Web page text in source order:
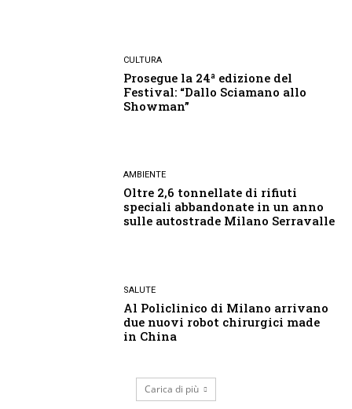
CULTURA
Prosegue la 24ª edizione del
Festival: “Dallo Sciamano allo
Showman”
AMBIENTE
Oltre 2,6 tonnellate di rifiuti
speciali abbandonate in un anno
sulle autostrade Milano Serravalle
SALUTE
Al Policlinico di Milano arrivano
due nuovi robot chirurgici made
in China
Carica di più